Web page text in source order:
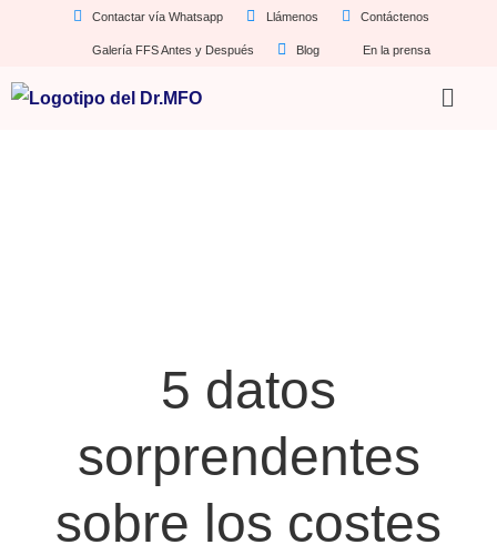
Contactar vía Whatsapp Llámenos Contáctenos
Galería FFS Antes y Después Blog En la prensa
5 datos
sorprendentes
sobre los costes